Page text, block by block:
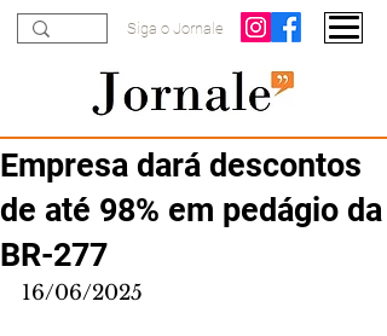
Siga o Jornale
Empresa dará descontos
de até 98% em pedágio da
BR-277
16/06/2025